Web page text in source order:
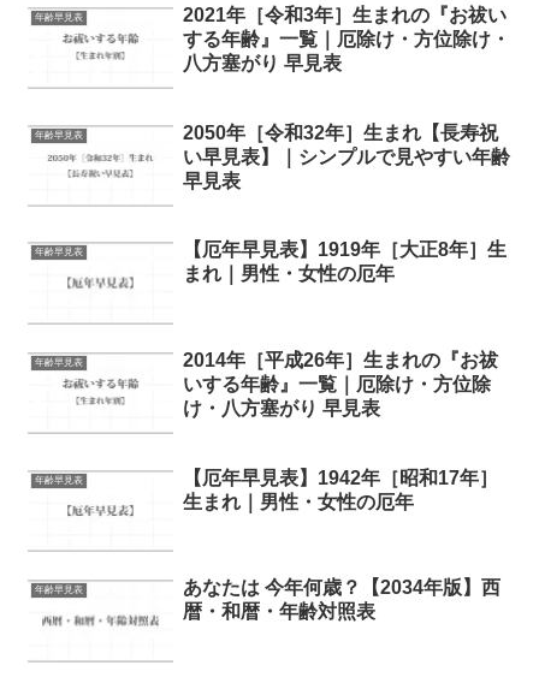
年齢早見表
2021年［令和3年］生まれの『お祓い
する年齢』一覧｜厄除け・方位除け・
八方塞がり 早見表
年齢早見表
2050年［令和32年］生まれ【長寿祝
い早見表】｜シンプルで見やすい年齢
早見表
年齢早見表
【厄年早見表】1919年［大正8年］生
まれ｜男性・女性の厄年
年齢早見表
2014年［平成26年］生まれの『お祓
いする年齢』一覧｜厄除け・方位除
け・八方塞がり 早見表
年齢早見表
【厄年早見表】1942年［昭和17年］
生まれ｜男性・女性の厄年
年齢早見表
あなたは 今年何歳？【2034年版】西
暦・和暦・年齢対照表